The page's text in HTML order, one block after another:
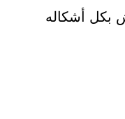
بكل أشكاله